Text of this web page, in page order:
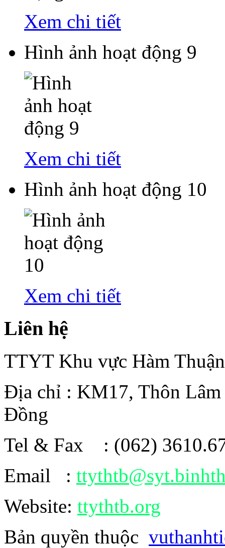
Xem chi tiết
Hình ảnh hoạt động 9
Xem chi tiết
Hình ảnh hoạt động 10
Xem chi tiết
Liên hệ
TTYT Khu vực Hàm
Địa chỉ : KM17, Thôn Lâm
Đồng
Tel & Fax : (062)
Email :
Website: ttythtb.org
Bản quyền thuộc